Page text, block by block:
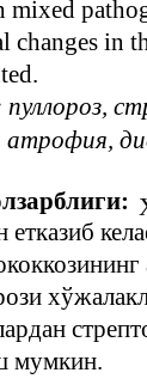
mixed
changes in
пуллороз,
атрофия,
мумкин.